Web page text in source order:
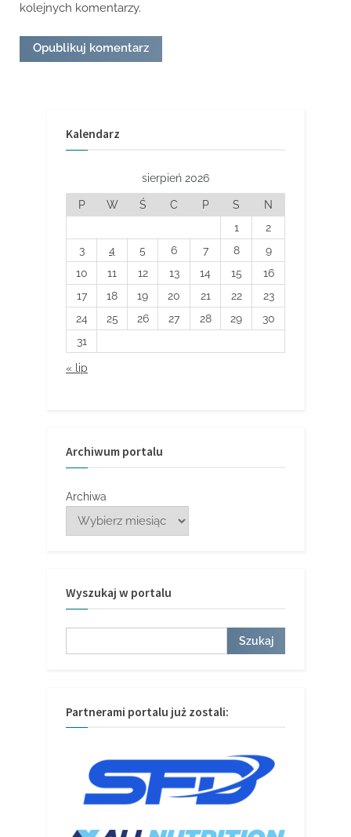
kolejnych komentarzy.
Kalendarz
sierpień 2026
P W Ś C P S
N
1
2
3
4 5 6 7 8
9
10
11 12 13 14 15
16
17
18 19 20 21 22
23
24
25 26 27 28 29
30
31
« lip
Archiwum portalu
Archiwa
Wyszukaj w portalu
Szukaj
Partnerami portalu już zostali: